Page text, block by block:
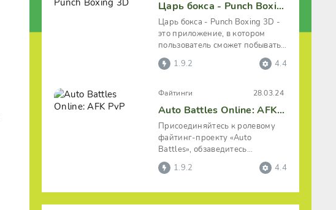
Царь бокса - Punch Boxing 3D
Царь бокса - Punch Boxing 3D -
это приложение, в котором
пользователь сможет побывать
настоящим спортсменом, а
именно
1.9.2 4.4
Файтинги 28.03.24
Auto Battles Online: AFK PvP
Присоединяйтесь к ролевому
файтинг-проекту «Auto
Battles», обзаведитесь
собственной бойцовской
командой и участвуйте в
1.9.2 4.4